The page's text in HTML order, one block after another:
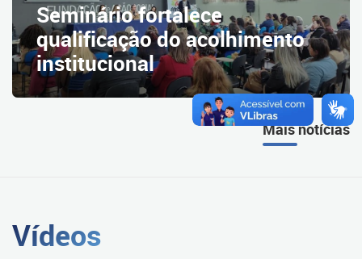
Seminário fortalece
qualificação do acolhimento
institucional
Mais notícias
Vídeos